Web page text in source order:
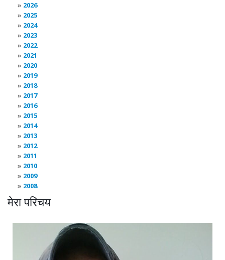
2026
2025
2024
2023
2022
2021
2020
2019
2018
2017
2016
2015
2014
2013
2012
2011
2010
2009
2008
मेरा परिचय